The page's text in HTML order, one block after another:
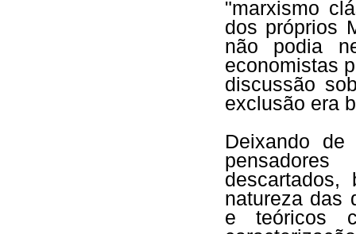
"marxismo
dos próprios
não podia
economistas
discussão
exclusão era
Deixando
natureza das
e teóricos